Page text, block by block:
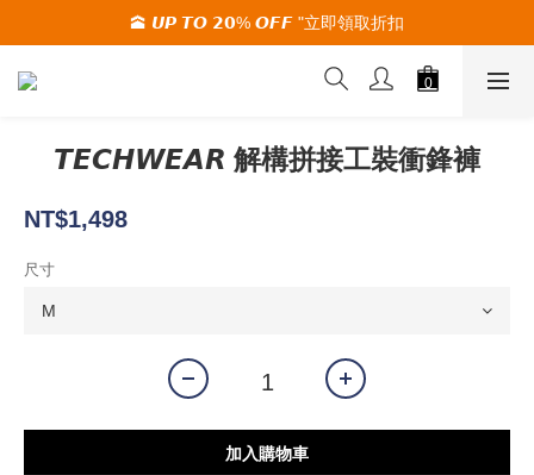
🚚夏季活動期間 滿2000限時免運🚚
🕋 𝙐𝙋 𝙏𝙊 𝟮𝟬% 𝙊𝙁𝙁 "立即領取折扣
🚚夏季活動期間 滿2000限時免運🚚
𝙏𝙀𝘾𝙃𝙒𝙀𝘼𝙍 解構拼接工裝衝鋒褲
NT$1,498
尺寸
加入購物車